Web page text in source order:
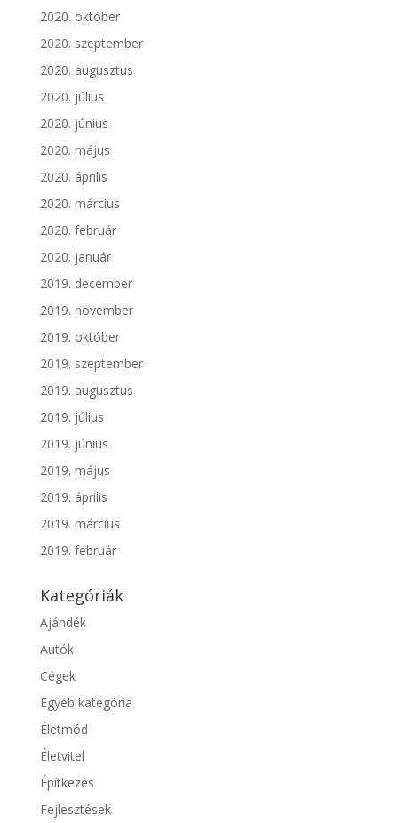
2020. október
2020. szeptember
2020. augusztus
2020. július
2020. június
2020. május
2020. április
2020. március
2020. február
2020. január
2019. december
2019. november
2019. október
2019. szeptember
2019. augusztus
2019. július
2019. június
2019. május
2019. április
2019. március
2019. február
Kategóriák
Ajándék
Autók
Cégek
Egyéb kategória
Életmód
Életvitel
Építkezés
Fejlesztések